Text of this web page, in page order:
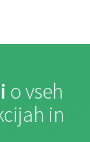
o vseh
in